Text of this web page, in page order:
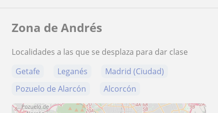
Zona de Andrés
Localidades a las que se desplaza para dar clase
Getafe
Leganés
Madrid (Ciudad)
Pozuelo de Alarcón
Alcorcón